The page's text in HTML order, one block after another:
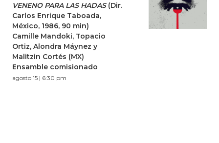
VENENO PARA LAS HADAS(Dir.
Carlos Enrique Taboada,
México, 1986, 90 min)
Camille Mandoki, Topacio
Ortiz, Alondra Máynez y
Malitzin Cortés (MX)
Ensamble comisionado
agosto 15 | 6:30 pm